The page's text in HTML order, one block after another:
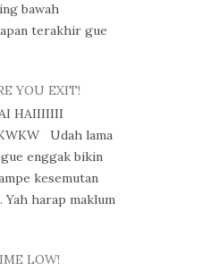
bawah
terakhir gue
YOU EXIT!
HAIIIIIII
Udah lama
enggak bikin
kesemutan
harap maklum
LOW!